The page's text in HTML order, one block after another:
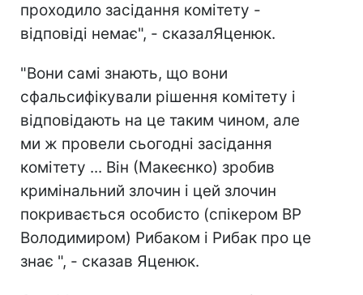
проходило засідання комітету -
відповіді немає", - сказалЯценюк.
"Вони самі знають, що вони
сфальсифікували рішення комітету і
відповідають на це таким чином, але
ми ж провели сьогодні засідання
комітету ... Він (Макеєнко) зробив
кримінальний злочин і цей злочин
покривається особисто (спікером ВР
Володимиром) Рибаком і Рибак про це
знає ", - сказав Яценюк.